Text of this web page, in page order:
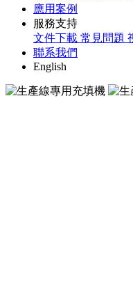
應用案例
服務支持
文件下載 常見問題
聯系我們
English